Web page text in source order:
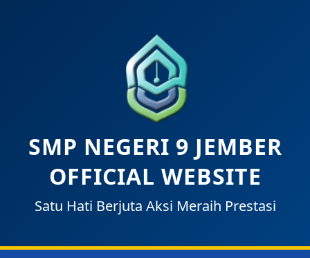
SMP NEGERI 9 JEMBER
OFFICIAL WEBSITE
Satu Hati Berjuta Aksi Meraih Prestasi